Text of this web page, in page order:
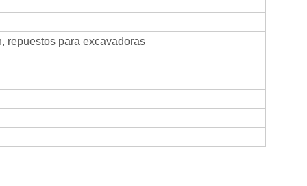
repuestos para excavadoras